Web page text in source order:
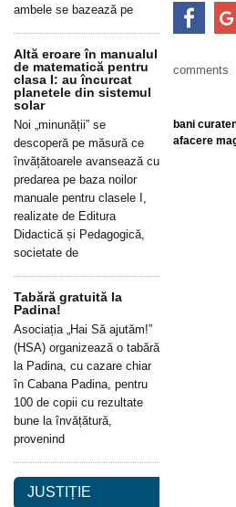
comments
bani
afacere
ambele se bazează pe
Altă eroare în manualul
de matematică pentru
clasa I: au încurcat
planetele din sistemul
solar
Noi „minunății” se
descoperă pe măsură ce
învățătoarele avansează cu
predarea pe baza noilor
manuale pentru clasele I,
realizate de Editura
Didactică și Pedagogică,
societate de
Tabără gratuită la
Padina!
Asociația „Hai Să ajutăm!”
(HSA) organizează o tabără
la Padina, cu cazare chiar
în Cabana Padina, pentru
100 de copii cu rezultate
bune la învățătură,
provenind
JUSTIȚIE